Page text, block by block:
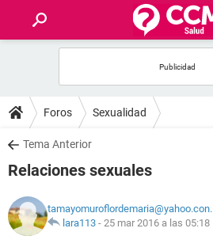
FOROS
SALUD
NUTRICIÓN
Foros Sexualidad
Tema Anterior
Relaciones sexuales
tamayomuroflordemaria@yahoo.con.
lara113 - 25 mar 2016 a las 05:18